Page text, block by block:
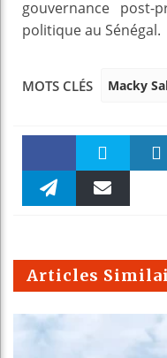
gouvernance
politique au Sénégal.
MOTS CLÉS Macky
Faceboo Twitter
m
Articles